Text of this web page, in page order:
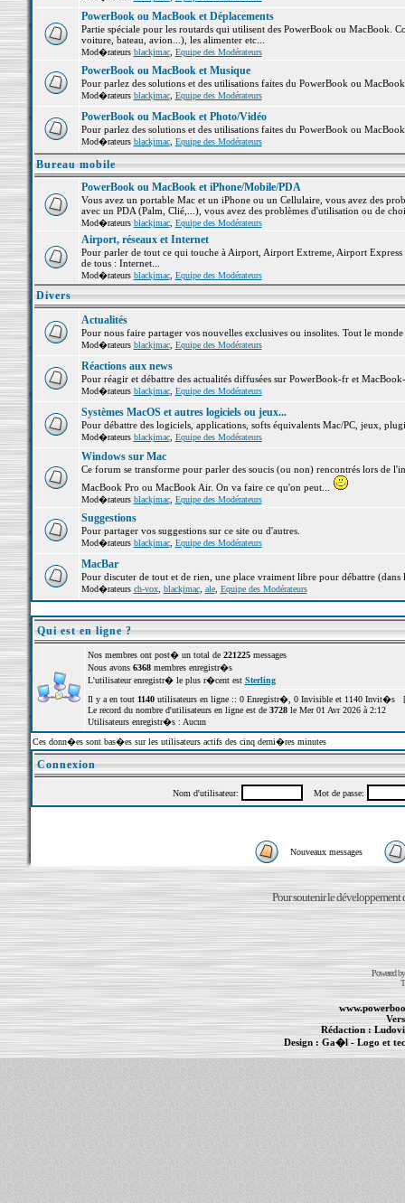
PowerBook ou MacBook et Déplacements
Partie spéciale pour les routards qui utilisent des PowerBook ou MacBook.
voiture, bateau, avion...), les alimenter etc...
Mod�rateurs blackjmac, Equipe des Modérateurs
PowerBook ou MacBook et Musique
Pour parlez des solutions et des utilisations faites du PowerBook ou
Mod�rateurs blackjmac, Equipe des Modérateurs
PowerBook ou MacBook et Photo/Vidéo
Pour parlez des solutions et des utilisations faites du PowerBook ou
Mod�rateurs blackjmac, Equipe des Modérateurs
Bureau mobile
PowerBook ou MacBook et iPhone/Mobile/PDA
Vous avez un portable Mac et un iPhone ou un Cellulaire, vous avez des
avec un PDA (Palm, Clié,...), vous avez des problèmes d'utilisation ou de
Mod�rateurs blackjmac, Equipe des Modérateurs
Airport, réseaux et Internet
Pour parler de tout ce qui touche à Airport, Airport Extreme, Airport
de tous : Internet...
Mod�rateurs blackjmac, Equipe des Modérateurs
Divers
Actualités
Pour nous faire partager vos nouvelles exclusives ou insolites. Tout le
Mod�rateurs blackjmac, Equipe des Modérateurs
Réactions aux news
Pour réagir et débattre des actualités diffusées sur PowerBook-fr et
Mod�rateurs blackjmac, Equipe des Modérateurs
Systèmes MacOS et autres logiciels ou jeux...
Pour débattre des logiciels, applications, softs équivalents Mac/PC, jeux,
Mod�rateurs blackjmac, Equipe des Modérateurs
Windows sur Mac
Ce forum se transforme pour parler des soucis (ou non) rencontrés lors de
MacBook Pro ou MacBook Air. On va faire ce qu'on peut...
Mod�rateurs blackjmac, Equipe des Modérateurs
Suggestions
Pour partager vos suggestions sur ce site ou d'autres.
Mod�rateurs blackjmac, Equipe des Modérateurs
MacBar
Pour discuter de tout et de rien, une place vraiment libre pour débattre (dans
Mod�rateurs ch-vox, blackjmac, ale, Equipe des Modérateurs
Qui est en ligne ?
Nos membres ont post� un total de 221225messages
Nous avons 6368membres enregistr�s
L'utilisateur enregistr� le plus r�cent est Sterling
Il y a en tout 1140utilisateurs en ligne :: 0 Enregistr�, 0 Invisible et 1140 Invit�s
Le record du nombre d'utilisateurs en ligne est de 3728le Mer 01 Avr 2026 à 2:12
Utilisateurs enregistr�s : Aucun
Ces donn�es sont bas�es sur les utilisateurs actifs des cinq derni�res minutes
Connexion
Nom d'utilisateur: Mot de passe:
Nouveaux messages
Pour soutenir le développement
Powered
Rédaction :
Design : Ga�l- Logo et